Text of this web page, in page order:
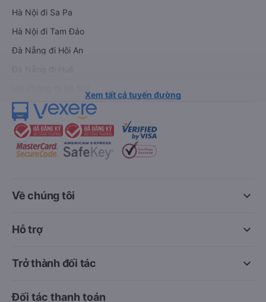
Hà Nội đi Sa Pa
Hà Nội đi Tam Đảo
Đà Nẵng đi Hội An
Xem tất cả tuyến đường
keyboard_arrow_down
Về chúng tôi
keyboard_arrow_down
Hỗ trợ
keyboard_arrow_down
Trở thành đối tác
Đối tác thanh toán